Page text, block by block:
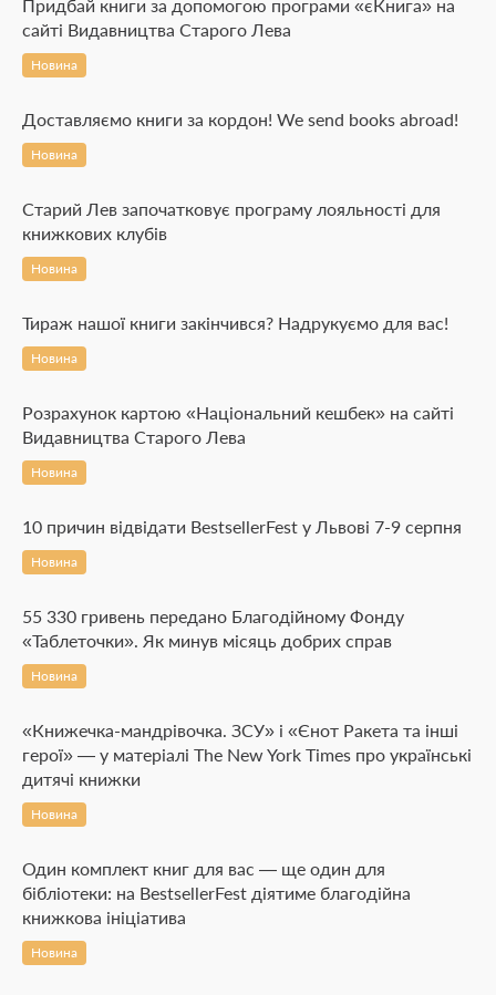
Придбай книги за допомогою програми «єКнига» на
сайті Видавництва Старого Лева
Новина
Доставляємо книги за кордон! We send books abroad!
Новина
Старий Лев започатковує програму лояльності для
книжкових клубів
Новина
Тираж нашої книги закінчився? Надрукуємо для вас!
Новина
Розрахунок картою «Національний кешбек» на сайті
Видавництва Старого Лева
Новина
10 причин відвідати BestsellerFest у Львові 7-9 серпня
Новина
55 330 гривень передано Благодійному Фонду
«Таблеточки». Як минув місяць добрих справ
Новина
«Книжечка-мандрівочка. ЗСУ» і «Єнот Ракета та інші
герої» — у матеріалі The New York Times про українські
дитячі книжки
Новина
Один комплект книг для вас — ще один для
бібліотеки: на BestsellerFest діятиме благодійна
книжкова ініціатива
Новина